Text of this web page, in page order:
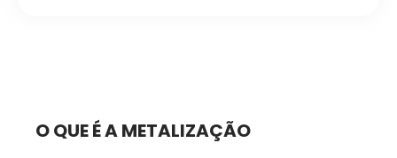
O QUE É A METALIZAÇÃO